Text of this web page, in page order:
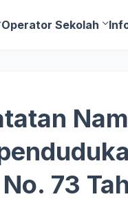
Operator Sekolah
73